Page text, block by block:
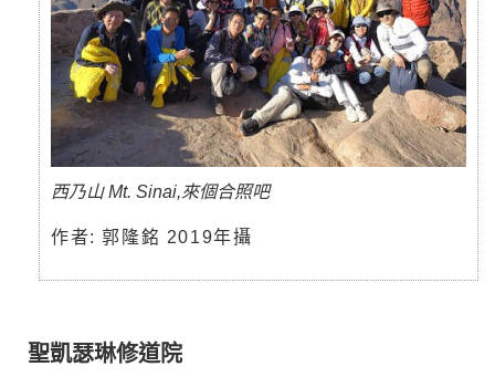
西乃山 Mt. Sinai,來個合照吧
作者: 郭隆銘 2019年攝
聖凱瑟琳修道院